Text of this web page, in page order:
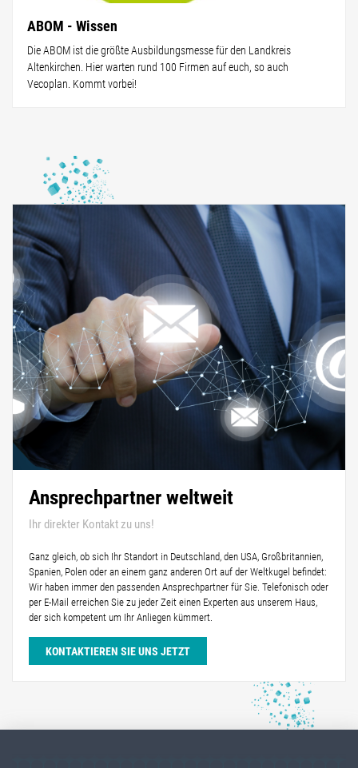
ABOM - Wissen
Die ABOM ist die größte Ausbildungsmesse für den Landkreis
Altenkirchen. Hier warten rund 100 Firmen auf euch, so auch
Vecoplan. Kommt vorbei!
Ansprechpartner weltweit
Ihr direkter Kontakt zu uns!
Ganz gleich, ob sich Ihr Standort in Deutschland, den USA, Großbritannien,
Spanien, Polen oder an einem ganz anderen Ort auf der Weltkugel befindet:
Wir haben immer den passenden Ansprechpartner für Sie. Telefonisch oder
per E-Mail erreichen Sie zu jeder Zeit einen Experten aus unserem Haus,
der sich kompetent um Ihr Anliegen kümmert.
KONTAKTIEREN SIE UNS JETZT